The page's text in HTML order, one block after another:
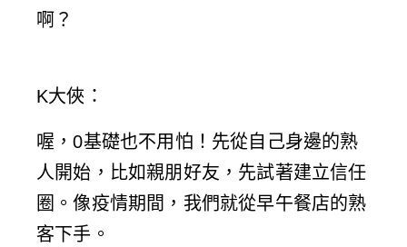
啊？
K大俠 ：
喔，0基礎也不用怕！先從自己身邊的熟
人開始，比如親朋好友，先試著建立信任
圈。像疫情期間，我們就從早午餐店的熟
客下手。